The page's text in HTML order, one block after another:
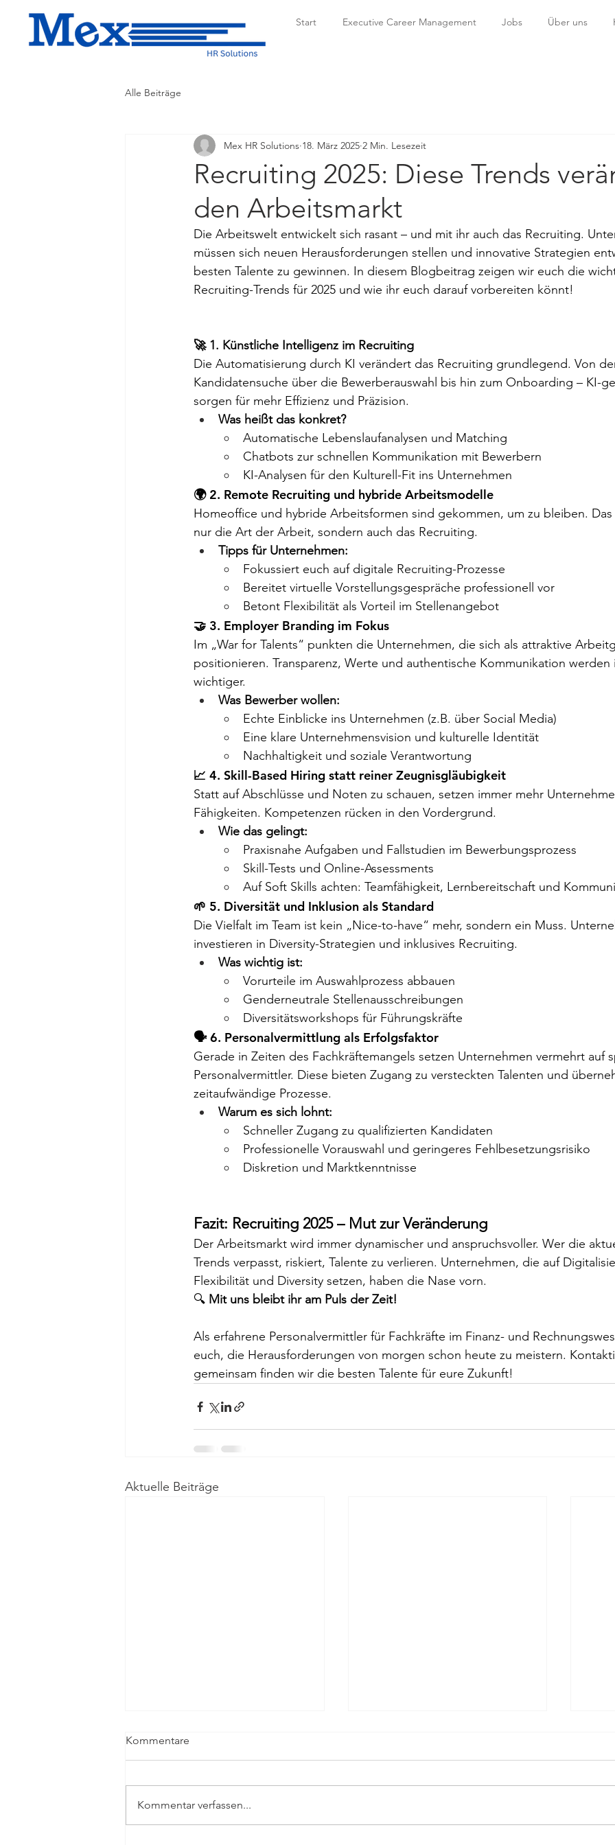
Start Executive Career Management Jobs Über uns
Alle Beiträge
Recruiting 2025: Diese Trends
den Arbeitsmarkt
Mex HR Solutions 18. März 2025 2 Min. Lesezeit
Die Arbeitswelt entwickelt sich rasant – und mit ihr auch das Recruiting.
müssen sich neuen Herausforderungen stellen und innovative Strategien
besten Talente zu gewinnen. In diesem Blogbeitrag zeigen wir euch die
Recruiting-Trends für 2025 und wie ihr euch darauf vorbereiten könnt!
🚀 1. Künstliche Intelligenz im Recruiting
Die Automatisierung durch KI verändert das Recruiting grundlegend. Von
Kandidatensuche über die Bewerberauswahl bis hin zum Onboarding – KI-
sorgen für mehr Effizienz und Präzision.
Was heißt das konkret?
Automatische Lebenslaufanalysen und Matching
Chatbots zur schnellen Kommunikation mit Bewerbern
KI-Analysen für den Kulturell-Fit ins Unternehmen
🌍 2. Remote Recruiting und hybride Arbeitsmodelle
Homeoffice und hybride Arbeitsformen sind gekommen, um zu bleiben.
nur die Art der Arbeit, sondern auch das Recruiting.
Tipps für Unternehmen:
Fokussiert euch auf digitale Recruiting-Prozesse
Bereitet virtuelle Vorstellungsgespräche professionell vor
Betont Flexibilität als Vorteil im Stellenangebot
🤝 3. Employer Branding im Fokus
Im „War for Talents“ punkten die Unternehmen, die sich als attraktive
positionieren. Transparenz, Werte und authentische Kommunikation werden
wichtiger.
Was Bewerber wollen:
Echte Einblicke ins Unternehmen (z.B. über Social Media)
Eine klare Unternehmensvision und kulturelle Identität
Nachhaltigkeit und soziale Verantwortung
📈 4. Skill-Based Hiring statt reiner Zeugnisgläubigkeit
Statt auf Abschlüsse und Noten zu schauen, setzen immer mehr
Fähigkeiten. Kompetenzen rücken in den Vordergrund.
Wie das gelingt:
Praxisnahe Aufgaben und Fallstudien im Bewerbungsprozess
Skill-Tests und Online-Assessments
Auf Soft Skills achten: Teamfähigkeit, Lernbereitschaft und
🌱 5. Diversität und Inklusion als Standard
Die Vielfalt im Team ist kein „Nice-to-have“ mehr, sondern ein Muss.
investieren in Diversity-Strategien und inklusives Recruiting.
Was wichtig ist:
Vorurteile im Auswahlprozess abbauen
Genderneutrale Stellenausschreibungen
Diversitätsworkshops für Führungskräfte
🗣️ 6. Personalvermittlung als Erfolgsfaktor
Gerade in Zeiten des Fachkräftemangels setzen Unternehmen vermehrt auf
Personalvermittler. Diese bieten Zugang zu versteckten Talenten und
zeitaufwändige Prozesse.
Warum es sich lohnt:
Schneller Zugang zu qualifizierten Kandidaten
Professionelle Vorauswahl und geringeres Fehlbesetzungsrisiko
Diskretion und Marktkenntnisse
Fazit: Recruiting 2025 – Mut zur Veränderung
Der Arbeitsmarkt wird immer dynamischer und anspruchsvoller. Wer die
Trends verpasst, riskiert, Talente zu verlieren. Unternehmen, die auf
Flexibilität und Diversity setzen, haben die Nase vorn.
🔍 Mit uns bleibt ihr am Puls der Zeit!
Als erfahrene Personalvermittler für Fachkräfte im Finanz- und
euch, die Herausforderungen von morgen schon heute zu meistern.
gemeinsam finden wir die besten Talente für eure Zukunft!
Aktuelle Beiträge
Kommentare
Kommentar verfassen...